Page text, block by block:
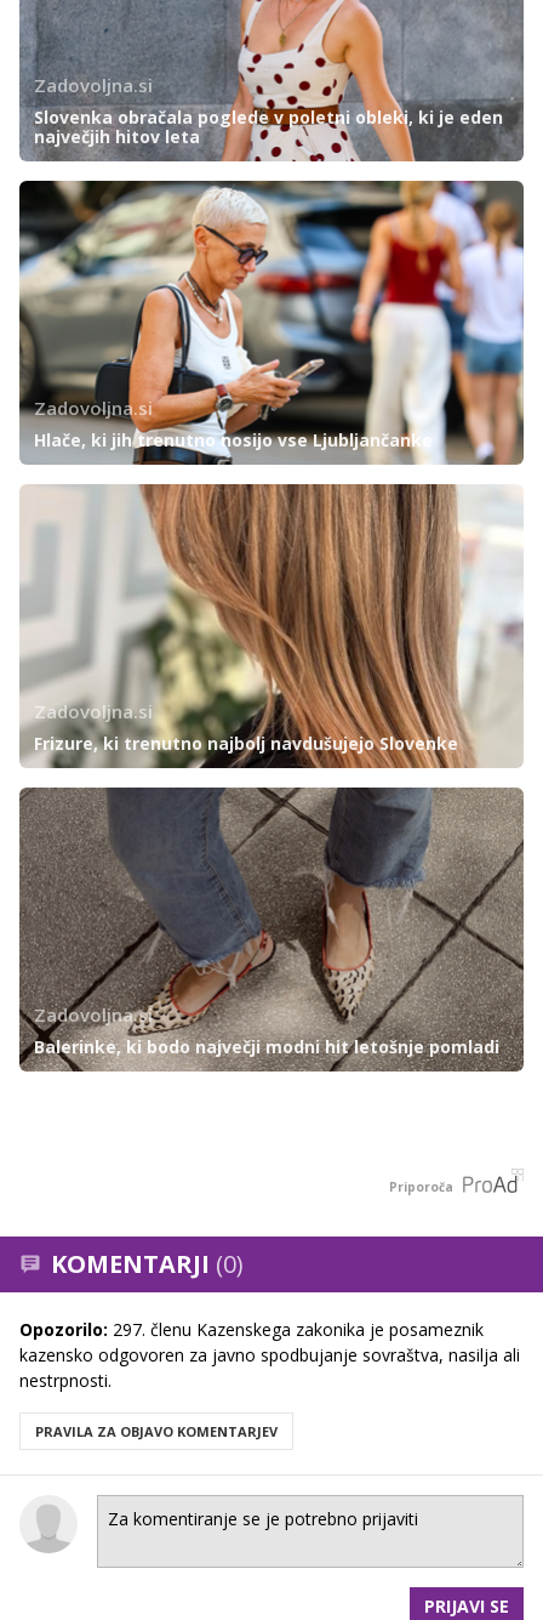
Zadovoljna.si
Slovenka obračala poglede v poletni obleki, ki je eden
največjih hitov leta
Zadovoljna.si
Hlače, ki jih trenutno nosijo vse Ljubljančanke
Zadovoljna.si
Frizure, ki trenutno najbolj navdušujejo Slovenke
Zadovoljna.si
Balerinke, ki bodo največji modni hit letošnje pomladi
Priporoča
KOMENTARJI (0)
Opozorilo: 297. členu Kazenskega zakonika je posameznik
kazensko odgovoren za javno spodbujanje sovraštva, nasilja ali
nestrpnosti.
PRAVILA ZA OBJAVO KOMENTARJEV
PRIJAVI SE